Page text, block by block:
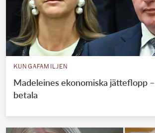
KUNGAFAMILJEN
Madeleines ekonomiska jätteflopp
betala